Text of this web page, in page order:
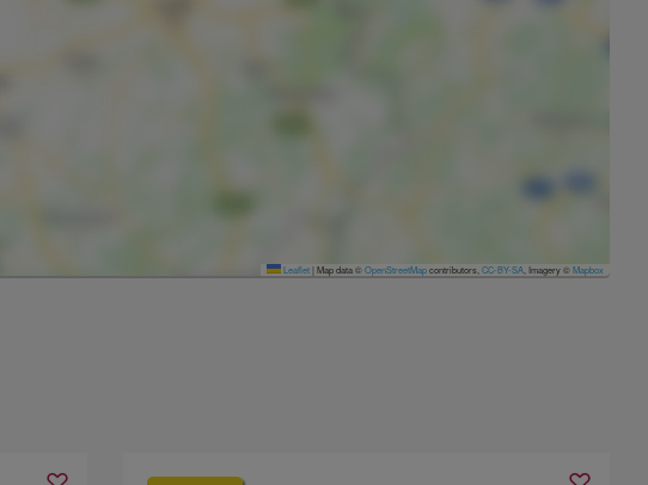
Leaflet| Map data ©OpenStreetMapcontributors, CC-BY-SA , Imagery ©Mapbox